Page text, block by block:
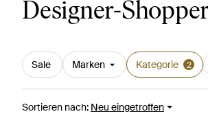
Designer-
Sale Marken Kategorie 2
Sortieren nach: Neu eingetroffen